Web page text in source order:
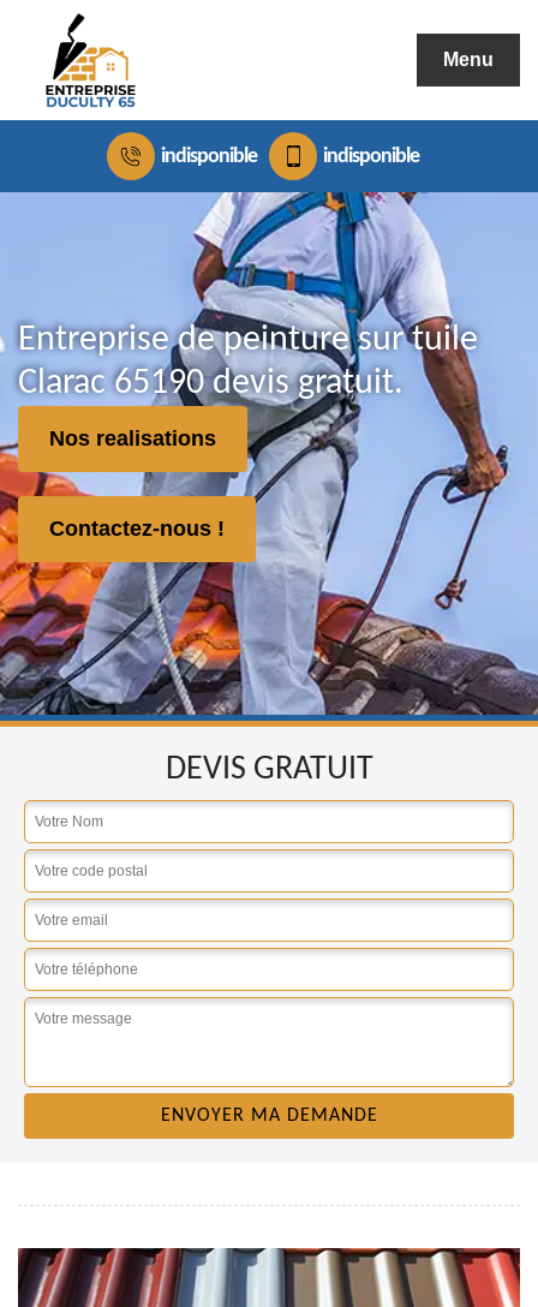
Menu
indisponible indisponible
Entreprise de peinture sur tuile
Clarac 65190 devis gratuit.
Nos realisations
Contactez-nous !
DEVIS GRATUIT